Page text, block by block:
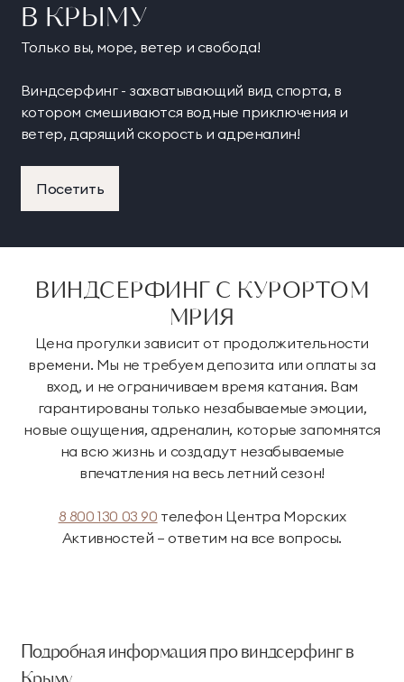
В КРЫМУ
Только вы, море, ветер и свобода!
Виндсерфинг - захватывающий вид спорта, в
котором смешиваются водные приключения и
ветер, дарящий скорость и адреналин!
Посетить
ВИНДСЕРФИНГ С КУРОРТОМ
МРИЯ
Цена прогулки зависит от продолжительности
времени. Мы не требуем депозита или оплаты за
вход, и не ограничиваем время катания. Вам
гарантированы только незабываемые эмоции,
новые ощущения, адреналин, которые запомнятся
на всю жизнь и создадут незабываемые
впечатления на весь летний сезон!
8 800 130 03 90 телефон Центра Морских
Активностей – ответим на все вопросы.
Подробная информация про виндсерфинг в